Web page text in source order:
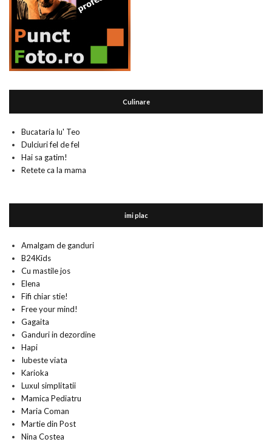
Culinare
Bucataria lu' Teo
Dulciuri fel de fel
Hai sa gatim!
Retete ca la mama
imi plac
Amalgam de ganduri
B24Kids
Cu mastile jos
Elena
Fifi chiar stie!
Free your mind!
Gagaita
Ganduri in dezordine
Hapi
Iubeste viata
Karioka
Luxul simplitatii
Mamica Pediatru
Maria Coman
Martie din Post
Nina Costea